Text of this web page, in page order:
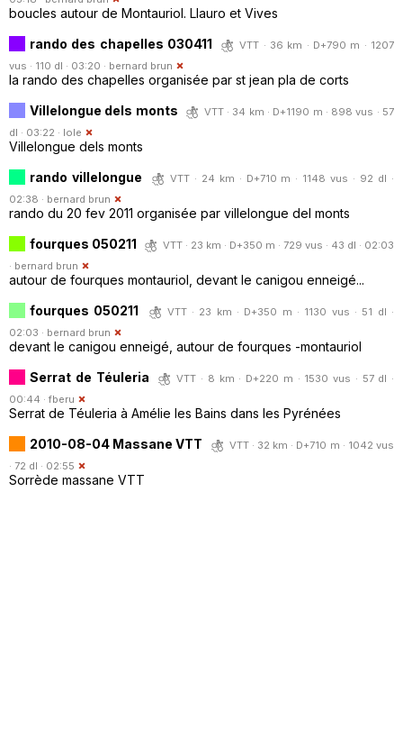
boucles autour de Montauriol. Llauro et Vives
rando des chapelles 030411
VTT · 36 km · D+790 m · 1207
vus · 110 dl · 03:20 · bernard brun
la rando des chapelles organisée par st jean pla de corts
Villelongue dels monts
VTT · 34 km · D+1190 m · 898 vus · 57
dl · 03:22 · lole
Villelongue dels monts
rando villelongue
VTT · 24 km · D+710 m · 1148 vus · 92 dl ·
02:38 · bernard brun
rando du 20 fev 2011 organisée par villelongue del monts
fourques 050211
VTT · 23 km · D+350 m · 729 vus · 43 dl · 02:03
· bernard brun
autour de fourques montauriol, devant le canigou enneigé...
fourques 050211
VTT · 23 km · D+350 m · 1130 vus · 51 dl ·
02:03 · bernard brun
devant le canigou enneigé, autour de fourques -montauriol
Serrat de Téuleria
VTT · 8 km · D+220 m · 1530 vus · 57 dl ·
00:44 · fberu
Serrat de Téuleria à Amélie les Bains dans les Pyrénées
2010-08-04 Massane VTT
VTT · 32 km · D+710 m · 1042 vus
· 72 dl · 02:55
Sorrède massane VTT